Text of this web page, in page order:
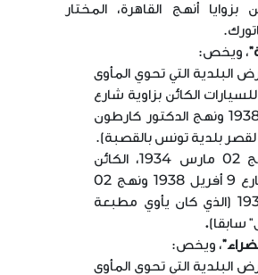
بزوايا أنهج القاهرة، المختار
"، ويخص:
البلدية التي تحوي المأوى
الكائن بزاوية شارع
ونهج الدكتور كارطون
لقصر بلدية تونس بالقصبة).
1934، الكائن
1938
ونهج 02
(الذي كان يأوي مطبعة
سابقا).
"، ويخص:
البلدية التي تحوي المأوى